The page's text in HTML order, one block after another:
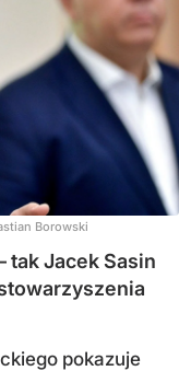
Borowski
tak Jacek Sasin
pokazuje